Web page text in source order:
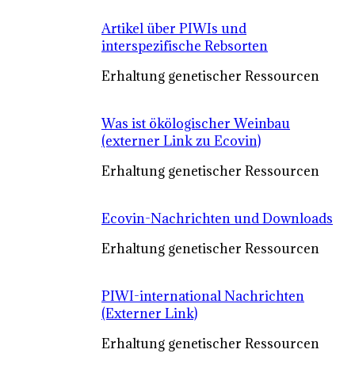
Artikel über PIWIs und
interspezifische Rebsorten
Erhaltung genetischer Ressourcen
Was ist ökölogischer Weinbau
(externer Link zu Ecovin)
Erhaltung genetischer Ressourcen
Ecovin-Nachrichten und Downloads
Erhaltung genetischer Ressourcen
PIWI-international Nachrichten
(Externer Link)
Erhaltung genetischer Ressourcen